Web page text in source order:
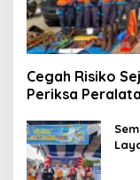
Cegah Risiko
Periksa